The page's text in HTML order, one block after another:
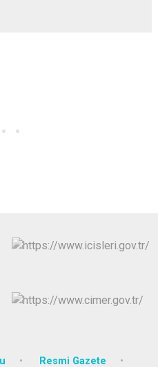
Resmi Gazete